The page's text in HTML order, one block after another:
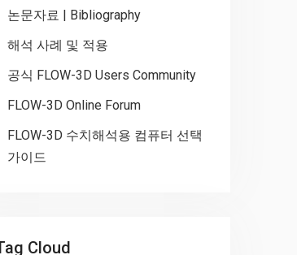
논문자료 | Bibliography
해석 사례 및 적용
공식 FLOW-3D Users Community
FLOW-3D Online Forum
FLOW-3D 수치해석용 컴퓨터 선택
가이드
Cloud